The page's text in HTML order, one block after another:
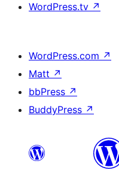
WordPress.tv ↗
WordPress.com ↗
Matt ↗
bbPress ↗
BuddyPress ↗